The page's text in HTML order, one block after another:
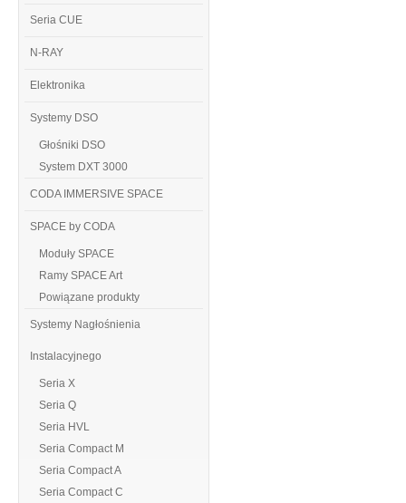
Seria CUE
N-RAY
Elektronika
Systemy DSO
Głośniki DSO
System DXT 3000
CODA IMMERSIVE SPACE
SPACE by CODA
Moduły SPACE
Ramy SPACE Art
Powiązane produkty
Systemy Nagłośnienia
Instalacyjnego
Seria X
Seria Q
Seria HVL
Seria Compact M
Seria Compact A
Seria Compact C